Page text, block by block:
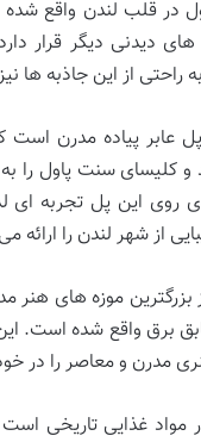
در قلب لندن واقع
دیدنی دیگر قرار
راحتی از این جاذبه ها
عابر پیاده مدرن است
و کلیسای سنت پاول را
روی این پل تجربه
از شهر لندن را ارائه
موزه های هنر
برق واقع شده است.
مدرن و معاصر را در
مواد غذایی تاریخی